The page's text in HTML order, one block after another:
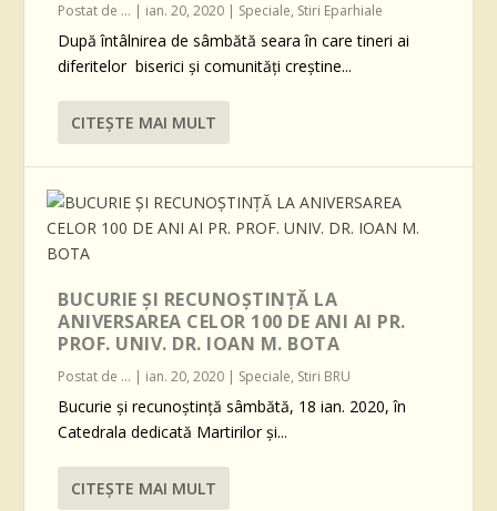
Postat de ... | ian. 20, 2020 | Speciale, Stiri Eparhiale
După întâlnirea de sâmbătă seara în care tineri ai
diferitelor biserici și comunități creștine...
CITEŞTE MAI MULT
BUCURIE ȘI RECUNOȘTINȚĂ LA
ANIVERSAREA CELOR 100 DE ANI AI PR.
PROF. UNIV. DR. IOAN M. BOTA
Postat de ... | ian. 20, 2020 | Speciale, Stiri BRU
Bucurie și recunoștință sâmbătă, 18 ian. 2020, în
Catedrala dedicată Martirilor și...
CITEŞTE MAI MULT